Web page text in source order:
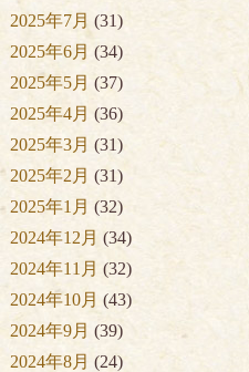
2025年7月 (31)
2025年6月 (34)
2025年5月 (37)
2025年4月 (36)
2025年3月 (31)
2025年2月 (31)
2025年1月 (32)
2024年12月 (34)
2024年11月 (32)
2024年10月 (43)
2024年9月 (39)
2024年8月 (24)